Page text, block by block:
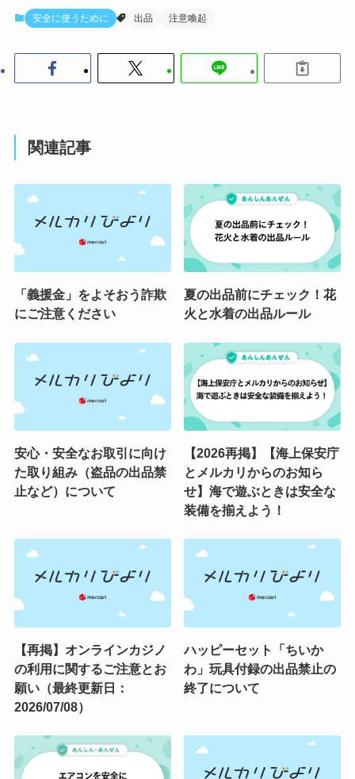
安全に使うために 出品 注意喚起
関連記事
「義援金」をよそおう詐欺
にご注意ください
夏の出品前にチェック！花
火と水着の出品ルール
安心・安全なお取引に向け
た取り組み（盗品の出品禁
止など）について
【2026再掲】【海上保安庁
とメルカリからのお知ら
せ】海で遊ぶときは安全な
装備を揃えよう！
【再掲】オンラインカジノ
の利用に関するご注意とお
願い（最終更新日：
2026/07/08）
ハッピーセット「ちいか
わ」玩具付録の出品禁止の
終了について